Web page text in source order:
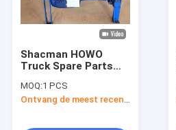
Fabriekstocht
Gevallen
Shacman HOWO
Truck Spare Parts
Cummins Motor Voor
vervangen /
MOQ:1 PCS